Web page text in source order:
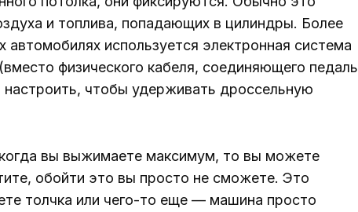
и топлива, попадающих в цилиндры. Более
автомобилях используется электронная система
физического кабеля, соединяющего педаль
чтобы удерживать дроссельную
вы выжимаете максимум, то вы можете
обойти это вы просто не сможете. Это
толчка или чего-то еще — машина просто